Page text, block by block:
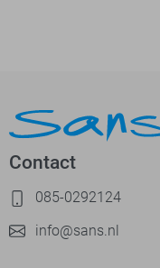
Contact
085-0292124
info@sans.nl